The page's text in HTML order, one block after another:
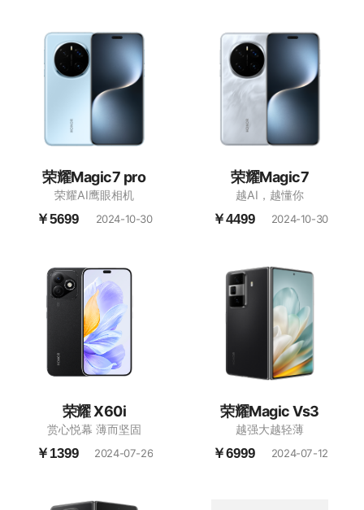
荣耀Magic7 pro
荣耀AI鹰眼相机
￥5699 2024-10-30
荣耀Magic7
越AI，越懂你
￥4499 2024-10-30
荣耀 X60i
赏心悦幕 薄而坚固
￥1399 2024-07-26
荣耀Magic Vs3
越强大越轻薄
￥6999 2024-07-12